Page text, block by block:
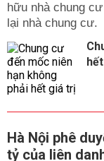
hữu nhà chung
lại nhà chung cư.
Hà Nội phê
tỷ của liên